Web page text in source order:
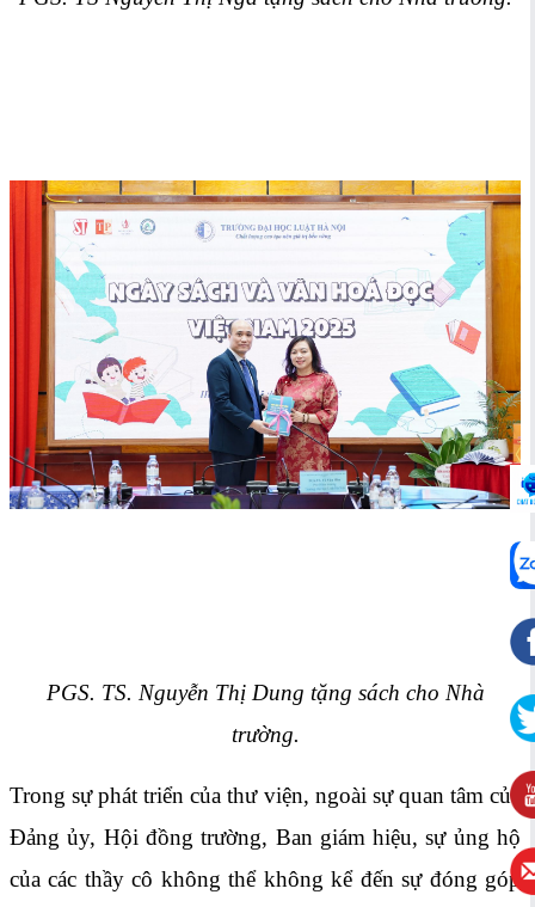
PGS. TS. Nguyễn Thị Dung tặng sách cho Nhà
trường.
Trong sự phát triển của thư viện, ngoài sự quan tâm của
Đảng ủy, Hội đồng trường, Ban giám hiệu, sự ủng hộ
của các thầy cô không thể không kể đến sự đóng góp